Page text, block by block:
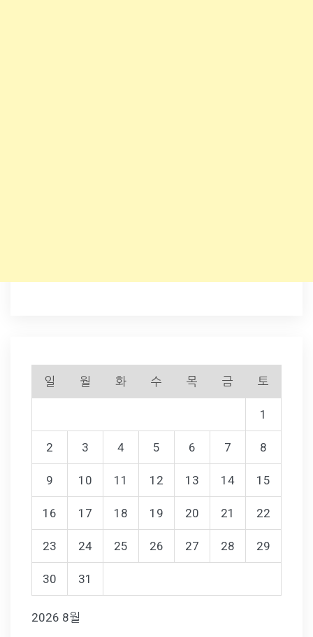
2026 8월
일 월 화 수 목 금 토
1
2 3 4 5 6 7 8
9 10 11 12 13 14 15
16 17 18 19 20 21 22
23 24 25 26 27 28 29
30 31